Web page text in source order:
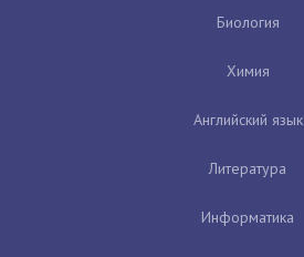
Биология
Химия
Английский язык
Литература
Информатика